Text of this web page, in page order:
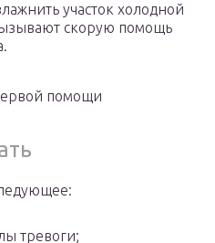
участок холодной
скорую помощь
помощи
тревоги;